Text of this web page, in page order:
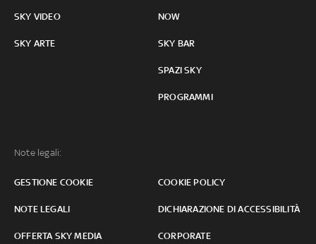
SKY VIDEO
SKY ARTE
NOW
SKY BAR
SPAZI SKY
PROGRAMMI
Note legali:
GESTIONE COOKIE COOKIE POLICY
NOTE LEGALI DICHIARAZIONE DI ACCESSIBILITÀ
OFFERTA SKY MEDIA CORPORATE